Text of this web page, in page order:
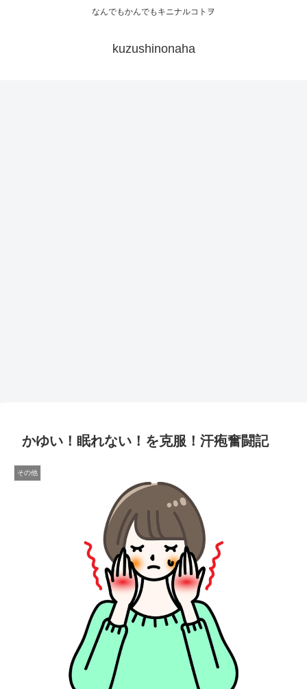
なんでもかんでもキニナルコトヲ
kuzushinonaha
かゆい！眠れない！を克服！汗疱奮闘記
その他